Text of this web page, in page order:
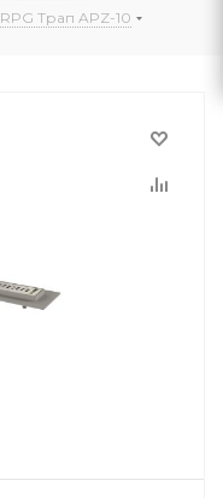
RPG Трап APZ-10